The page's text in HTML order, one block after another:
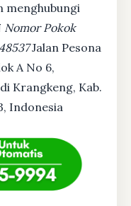
menghubungi
Nomor Pokok
Jalan Pesona
A No 6,
Krangkeng, Kab.
Indonesia